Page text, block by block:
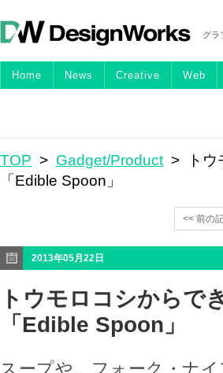
グラ
Home News Creative Web
TOP > Gadget/Product > トウ
「Edible Spoon」
<< 前の
2013年05月22日
トウモロコシからで
「Edible Spoon」
スープや、フォーク・ナ